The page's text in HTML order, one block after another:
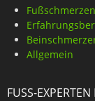
Fußschmerzen
Allgemein
FUSS-